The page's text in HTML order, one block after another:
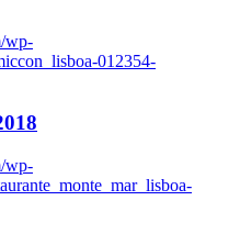
wp-
012354-
wp-